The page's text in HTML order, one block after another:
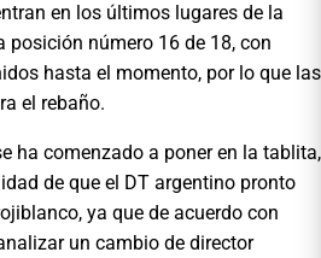
en los últimos lugares de la
posición número 16 de 18, con
hasta el momento, por lo que las
el rebaño.
ha comenzado a poner en la tablita,
de que el DT argentino pronto
ya que de acuerdo con
un cambio de director